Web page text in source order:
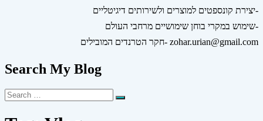
יצירת קונספטים למוצרים ולשירותים דיגיטליים-
שימוש במקרי בוחן שימושיים מרחבי העולם-
חקר הטרנדים המובילים- zohar.urian@gmail.com
Search My Blog
Search
for:
Search